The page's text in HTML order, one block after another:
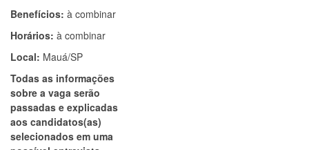
Benefícios: à combinar
Horários: à combinar
Local: Mauá/SP
Todas as informações
sobre a vaga serão
passadas e explicadas
aos candidatos(as)
selecionados em uma